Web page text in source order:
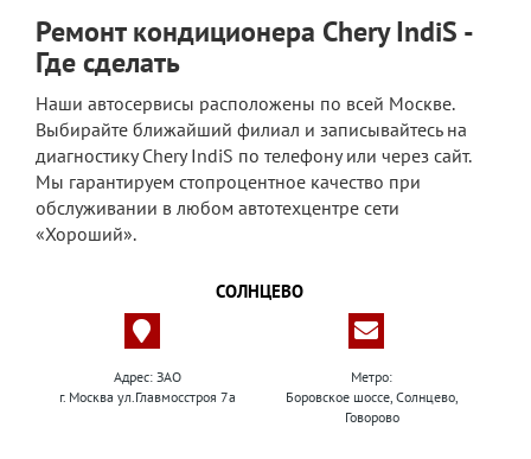
Ремонт кондиционера Chery IndiS -
Где сделать
Наши автосервисы расположены по всей Москве.
Выбирайте ближайший филиал и записывайтесь на
диагностику Chery IndiS по телефону или через сайт.
Мы гарантируем стопроцентное качество при
обслуживании в любом автотехцентре сети
«Хороший».
СОЛНЦЕВО
Адрес: ЗАО
г. Москва ул.Главмосстроя 7а
Метро:
Боровское шоссе, Солнцево,
Говорово